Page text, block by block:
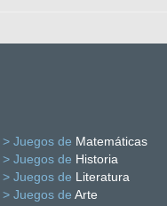
> Juegos de Matemáticas
> Juegos de Historia
> Juegos de Literatura
> Juegos de Arte